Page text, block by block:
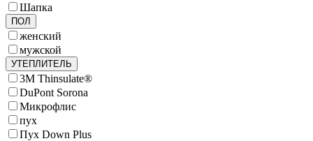
Шапка
ПОЛ
женский
мужской
УТЕПЛИТЕЛЬ
3M Thinsulate®
DuPont Sorona
Микрофлис
пух
Пух Down Plus